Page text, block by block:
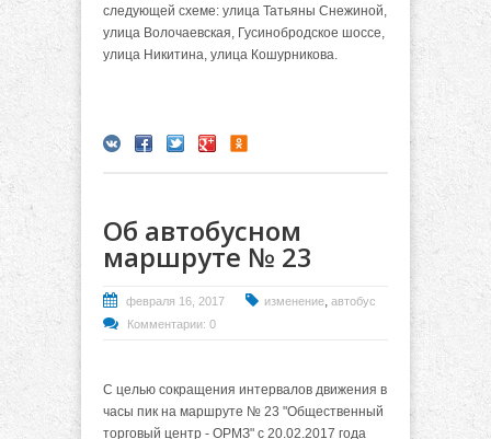
следующей схеме: улица Татьяны Снежиной,
улица Волочаевская, Гусинобродское шоссе,
улица Никитина, улица Кошурникова.
Об автобусном
маршруте № 23
февраля 16, 2017 изменение, автобус
Комментарии: 0
С целью сокращения интервалов движения в
часы пик на маршруте № 23 "Общественный
торговый центр - ОРМЗ" с 20.02.2017 года